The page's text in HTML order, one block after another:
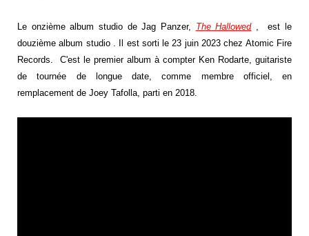
Le onzième album studio de Jag Panzer, The Hallowed, est le
douzième album studio . Il est sorti le 23 juin 2023 chez Atomic Fire
Records. C'est le premier album à compter Ken Rodarte, guitariste
de tournée de longue date, comme membre officiel, en
remplacement de Joey Tafolla, parti en 2018.